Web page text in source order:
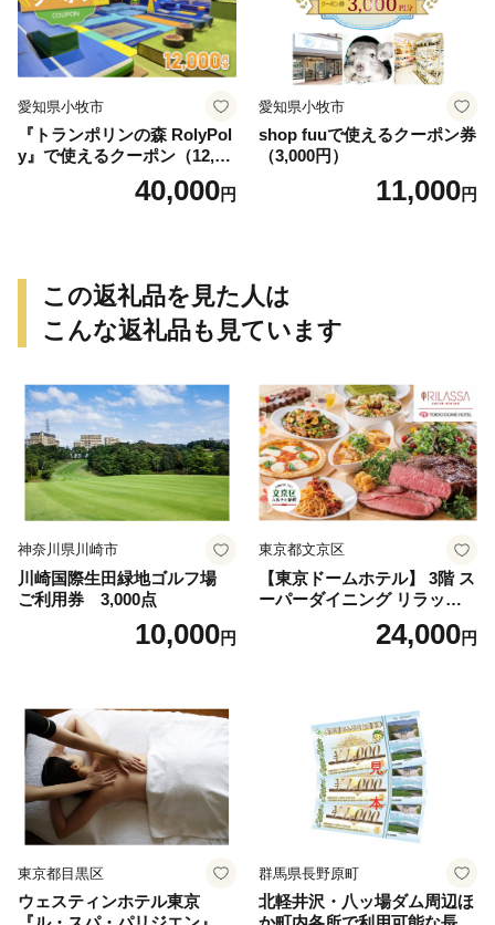
愛知県小牧市
『トランポリンの森 RolyPol
y』で使えるクーポン（12,00
40,000円
愛知県小牧市
shop fuuで使えるクーポン券
（3,000円）
11,000円
この返礼品を見た人は
こんな返礼品も見ています
神奈川県川崎市
川崎国際生田緑地ゴルフ場
ご利用券 3,000点
10,000円
東京都文京区
【東京ドームホテル】 3階 ス
ーパーダイニング リラッサ
ランチブッフェ お食事券 大
人1名様分 関東 東京 ご利用
24,000円
東京都目黒区
ウェスティンホテル東京
群馬県長野原町
北軽井沢・八ッ場ダム周辺ほ